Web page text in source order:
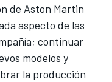
de Aston Martin
aspecto de las
continuar
modelos y
la producción